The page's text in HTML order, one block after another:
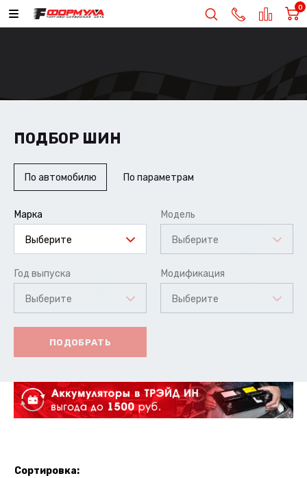
0
ПОДБОР ШИН
По автомобилю По параметрам
Марка
Выберите
Модель
Выберите
Год выпуска
Выберите
Модификация
Выберите
ПОДОБРАТЬ
Сортировка: